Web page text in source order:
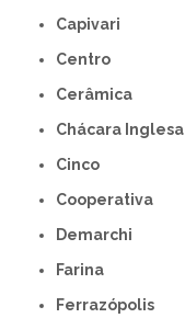
Capivari
Centro
Cerâmica
Chácara Inglesa
Cinco
Cooperativa
Demarchi
Farina
Ferrazópolis